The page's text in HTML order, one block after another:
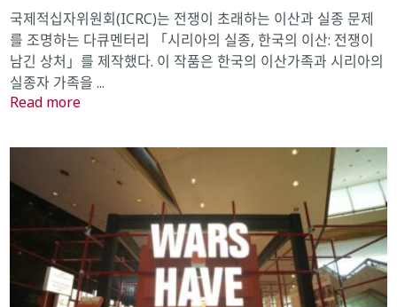
국제적십자위원회(ICRC)는 전쟁이 초래하는 이산과 실종 문제
를 조명하는 다큐멘터리 「시리아의 실종, 한국의 이산: 전쟁이
남긴 상처」를 제작했다. 이 작품은 한국의 이산가족과 시리아의
실종자 가족을 ...
Read more